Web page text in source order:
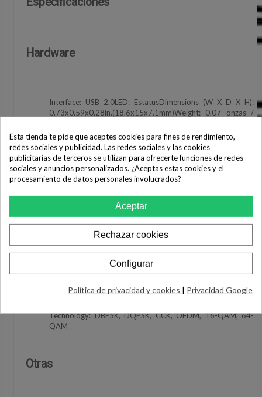
Hardware
Interface: USB 2.0LED: EstatusDimensions (W X D X H):
0.73x0.59x0.28in.(18.6x15x7.1mm)Weight: 0.07 onzas /
Wireless
802.11nFrequency: 2.400-2.4835GHzSignal Rate:
(dinámico)11n: Hasta 150Mbps (dinámico)
130M: -68dBm10 PER108M: -68dBm10 PER54M:
-68dBm10 PER11M: -85dBm8 PER6M: -88dBm10
PER1M: -90dBm8 PER
Security: Soporta WEP, WPA/WPA2, WPA-PSK/WPA2-PSK
Technology: DBPSK, DQPSK, CCK, OFDM, 16-QAM, 64-
QAM
Otras
Esta tienda te pide que aceptes cookies para fines de rendimiento,
redes sociales y publicidad. Las redes sociales y las cookies
publicitarias de terceros se utilizan para ofrecerte funciones de redes
sociales y anuncios personalizados. ¿Aceptas estas cookies y el
procesamiento de datos personales involucrados?
Aceptar
Rechazar cookies
Configurar
Política de privacidad y cookies | Privacidad Google